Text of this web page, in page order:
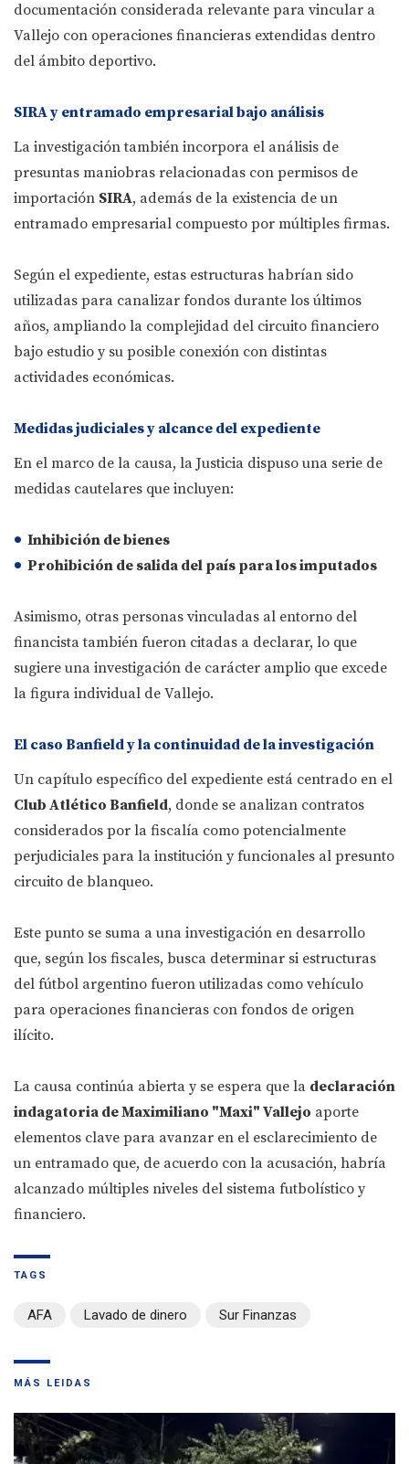
documentación considerada relevante para vincular a
Vallejo con operaciones financieras extendidas dentro
del ámbito deportivo.
SIRA y entramado empresarial bajo análisis
La investigación también incorpora el análisis de
presuntas maniobras relacionadas con permisos de
importación SIRA, además de la existencia de un
entramado empresarial compuesto por múltiples firmas.
Según el expediente, estas estructuras habrían sido
utilizadas para canalizar fondos durante los últimos
años, ampliando la complejidad del circuito financiero
bajo estudio y su posible conexión con distintas
actividades económicas.
Medidas judiciales y alcance del expediente
En el marco de la causa, la Justicia dispuso una serie de
medidas cautelares que incluyen:
Inhibición de bienes
Prohibición de salida del país para los imputados
Asimismo, otras personas vinculadas al entorno del
financista también fueron citadas a declarar, lo que
sugiere una investigación de carácter amplio que excede
la figura individual de Vallejo.
El caso Banfield y la continuidad de la investigación
Un capítulo específico del expediente está centrado en el
Club Atlético Banfield, donde se analizan contratos
considerados por la fiscalía como potencialmente
perjudiciales para la institución y funcionales al presunto
circuito de blanqueo.
Este punto se suma a una investigación en desarrollo
que, según los fiscales, busca determinar si estructuras
del fútbol argentino fueron utilizadas como vehículo
para operaciones financieras con fondos de origen
ilícito.
La causa continúa abierta y se espera que la declaración
indagatoria de Maximiliano "Maxi" Vallejo aporte
elementos clave para avanzar en el esclarecimiento de
un entramado que, de acuerdo con la acusación, habría
alcanzado múltiples niveles del sistema futbolístico y
financiero.
TAGS
AFA Lavado de dinero Sur Finanzas
MÁS LEIDAS